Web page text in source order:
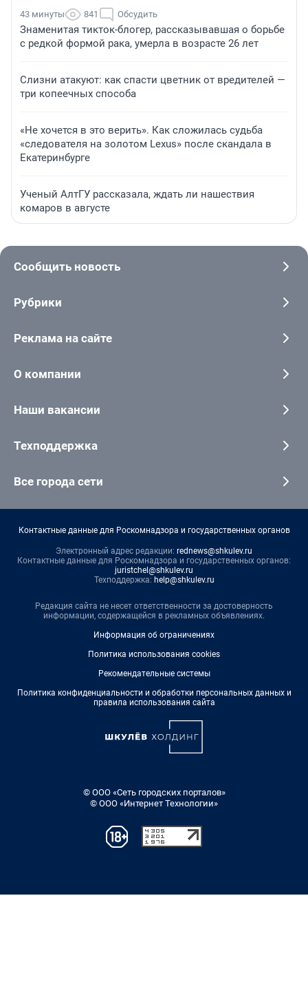
43 минуты 841 Обсудить
Знаменитая тикток-блогер, рассказывавшая о борьбе
с редкой формой рака, умерла в возрасте 26 лет
Слизни атакуют: как спасти цветник от вредителей —
три копеечных способа
«Не хочется в это верить». Как сложилась судьба
«следователя на золотом Lexus» после скандала в
Екатеринбурге
Ученый АлтГУ рассказала, ждать ли нашествия
комаров в августе
Сообщить новость
Рубрики
Реклама на сайте
О компании
Наши вакансии
Техподдержка
Все города сети
Контактные данные для Роскомнадзора и государственных органов
Электронный адрес редакции: rednews@shkulev.ru
Контактные данные для Роскомнадзора и государственных органов:
juristchel@shkulev.ru
Техподдержка: help@shkulev.ru
Редакция сайта не несет ответственности за достоверность
информации, содержащейся в рекламных объявлениях.
Информация об ограничениях
Политика использования cookies
Рекомендательные системы
Политика конфиденциальности и обработки персональных данных и
правила использования сайта
© ООО «Сеть городских порталов»
© ООО «Интернет Технологии»